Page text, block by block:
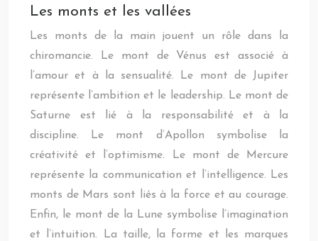
Les monts et les vallées
Les monts de la main jouent un rôle dans la
chiromancie. Le mont de Vénus est associé à
l’amour et à la sensualité. Le mont de Jupiter
représente l’ambition et le leadership. Le mont de
Saturne est lié à la responsabilité et à la
discipline. Le mont d’Apollon symbolise la
créativité et l’optimisme. Le mont de Mercure
représente la communication et l’intelligence. Les
monts de Mars sont liés à la force et au courage.
Enfin, le mont de la Lune symbolise l’imagination
et l’intuition. La taille, la forme et les marques